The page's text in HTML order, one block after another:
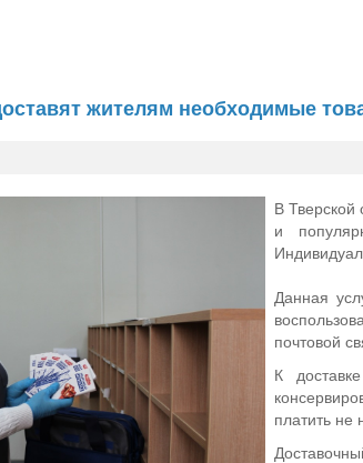
жителям необходимые
В Тверской
и
Данная
почтовой
К
платить не